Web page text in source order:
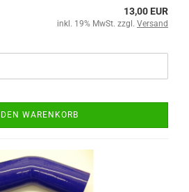
13,00 EUR
inkl. 19% MwSt. zzgl. Versand
DEN WARENKORB